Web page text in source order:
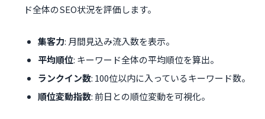
ド全体のSEO状況を評価します。
集客力: 月間見込み流入数を表示。
平均順位: キーワード全体の平均順位を算出。
ランクイン数: 100位以内に入っているキーワード数。
順位変動指数: 前日との順位変動を可視化。